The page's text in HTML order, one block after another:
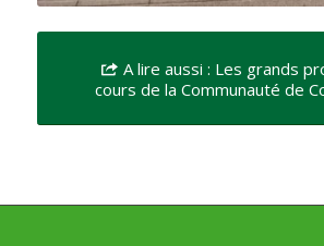
A lire aussi : Les grands
cours de la Communauté de